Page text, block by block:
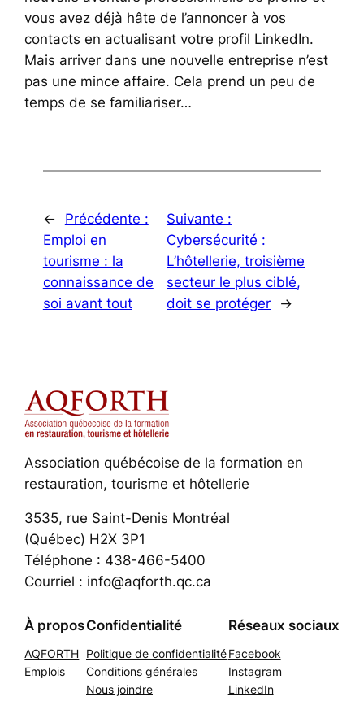
vous avez déjà hâte de l’annoncer à vos
contacts en actualisant votre profil LinkedIn.
Mais arriver dans une nouvelle entreprise n’est
pas une mince affaire. Cela prend un peu de
temps de se familiariser…
←
Précédente :
Emploi en
tourisme : la
connaissance de
soi avant tout
Suivante :
Cybersécurité :
L’hôtellerie, troisième
secteur le plus ciblé,
doit se protéger
→
Association québécoise de la formation en
restauration, tourisme et hôtellerie
3535, rue Saint-Denis Montréal
(Québec) H2X 3P1
Téléphone : 438-466-5400
Courriel : info@aqforth.qc.ca
À propos
AQFORTH
Emplois
Confidentialité
Politique de confidentialité
Conditions générales
Nous joindre
Réseaux sociaux
Facebook
Instagram
LinkedIn